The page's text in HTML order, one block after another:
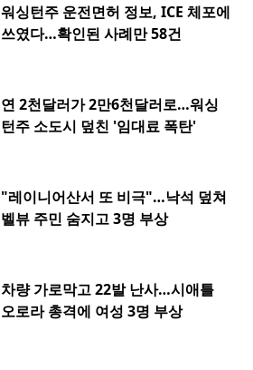
워싱턴주 운전면허 정보, ICE 체포에
쓰였다…확인된 사례만 58건
연 2천달러가 2만6천달러로…워싱
턴주 소도시 덮친 '임대료 폭탄'
"레이니어산서 또 비극"…낙석 덮쳐
벨뷰 주민 숨지고 3명 부상
차량 가로막고 22발 난사…시애틀
오로라 총격에 여성 3명 부상